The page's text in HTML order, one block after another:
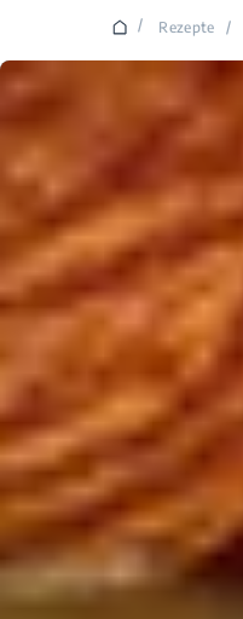
/ Rezepte /